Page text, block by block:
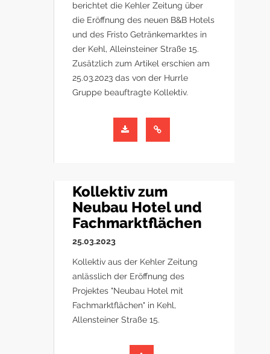
berichtet die Kehler Zeitung über
die Eröffnung des neuen B&B Hotels
und des Fristo Getränkemarktes in
der Kehl, Alleinsteiner Straße 15.
Zusätzlich zum Artikel erschien am
25.03.2023 das von der Hurrle
Gruppe beauftragte Kollektiv.
Kollektiv zum
Neubau Hotel und
Fachmarktflächen
25.03.2023
Kollektiv aus der Kehler Zeitung
anlässlich der Eröffnung des
Projektes "Neubau Hotel mit
Fachmarktflächen" in Kehl,
Allensteiner Straße 15.